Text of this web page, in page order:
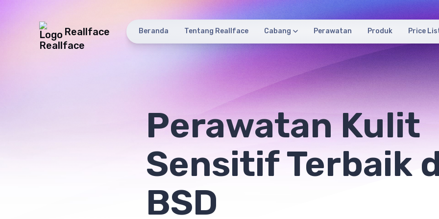
Reallface Beranda Tentang Reallface Cabang Perawatan Produk Price
Perawatan Kulit
Sensitif Terbaik
BSD